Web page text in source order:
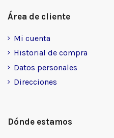
Área de cliente
Mi cuenta
Historial de compra
Datos personales
Direcciones
Dónde estamos